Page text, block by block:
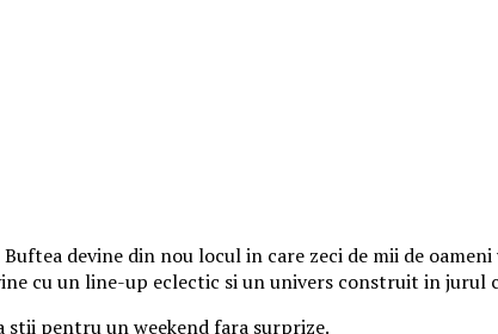
devine din nou locul in care zeci de mii de
cu un line-up eclectic si un univers construit in
pentru un weekend fara surprize.